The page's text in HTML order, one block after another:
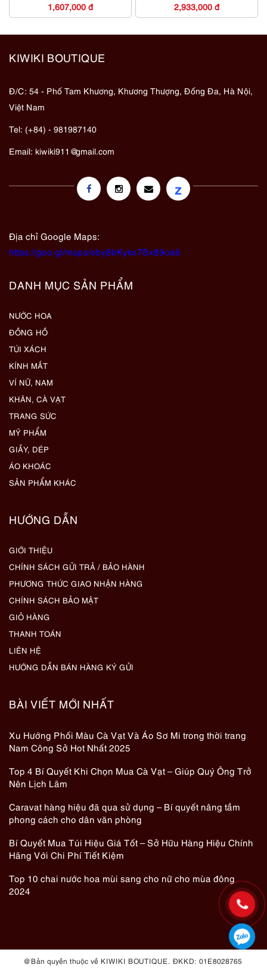
1,607,000 đ 2,933,000 đ
KIWIKI BOUTIQUE
Đ/C: 54 - Phố Tam Khương, Khương Thượng, Đống Đa, Hà Nội,
Việt Nam
Tel: (+84) - 981987140
Email: kiwiki911@gmail.com
z
Địa chỉ Google Maps:
https://goo.gl/maps/eby8bKyks7Bx89oa6
DANH MỤC SẢN PHẨM
NƯỚC HOA
ĐỒNG HỒ
TÚI XÁCH
KÍNH MẮT
VÍ NỮ, NAM
KHĂN, CÀ VẠT
TRANG SỨC
MỸ PHẨM
GIẦY, DÉP
ÁO KHOÁC
SẢN PHẨM KHÁC
HƯỚNG DẪN
GIỚI THIỆU
CHÍNH SÁCH GỬI TRẢ / BẢO HÀNH
PHƯƠNG THỨC GIAO NHẬN HÀNG
CHÍNH SÁCH BẢO MẬT
GIỎ HÀNG
THANH TOÁN
LIÊN HỆ
HƯỚNG DẪN BÁN HÀNG KÝ GỬI
BÀI VIẾT MỚI NHẤT
Xu Hướng Phối Màu Cà Vạt Và Áo Sơ Mi trong thời trang
Nam Công Sở Hot Nhất 2025
Top 4 Bí Quyết Khi Chọn Mua Cà Vạt – Giúp Quý Ông Trở
Nên Lịch Lãm
Caravat hàng hiệu đã qua sử dụng – Bí quyết nâng tầm
phong cách cho dân văn phòng
Bí Quyết Mua Túi Hiệu Giá Tốt – Sở Hữu Hàng Hiệu Chính
Hãng Với Chi Phí Tiết Kiệm
Top 10 chai nước hoa mùi sang cho nữ cho mùa đông
2024
@ Bản quyền thuộc về KIWIKI BOUTIQUE. ĐKKD: 01E8028765